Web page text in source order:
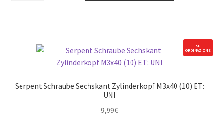
alluminio
S-
SU
ORDINAZIONE
Serpent Schraube Sechskant Zylinderkopf M3x40 (10) ET:
UNI
9,99€